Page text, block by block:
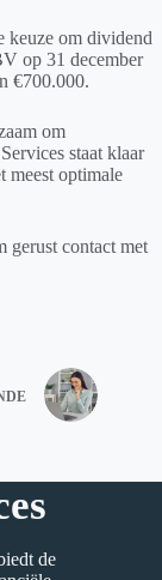
keuze om dividend
op 31 december
€700.000.
om
staat klaar
meest optimale
gerust contact met
de